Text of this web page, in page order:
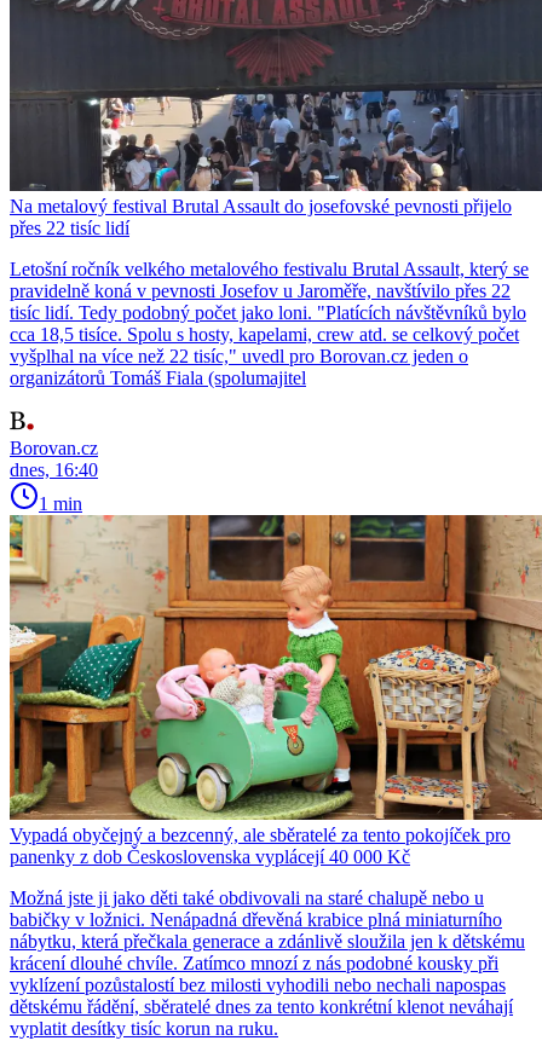
Na metalový festival Brutal Assault do josefovské pevnosti přijelo
přes 22 tisíc lidí
Letošní ročník velkého metalového festivalu Brutal Assault, který se
pravidelně koná v pevnosti Josefov u Jaroměře, navštívilo přes 22
tisíc lidí. Tedy podobný počet jako loni. "Platících návštěvníků bylo
cca 18,5 tisíce. Spolu s hosty, kapelami, crew atd. se celkový počet
vyšplhal na více než 22 tisíc," uvedl pro Borovan.cz jeden o
organizátorů Tomáš Fiala (spolumajitel
Borovan.cz
dnes, 16:40
1 min
Vypadá obyčejný a bezcenný, ale sběratelé za tento pokojíček pro
panenky z dob Československa vyplácejí 40 000 Kč
Možná jste ji jako děti také obdivovali na staré chalupě nebo u
babičky v ložnici. Nenápadná dřevěná krabice plná miniaturního
nábytku, která přečkala generace a zdánlivě sloužila jen k dětskému
krácení dlouhé chvíle. Zatímco mnozí z nás podobné kousky při
vyklízení pozůstalostí bez milosti vyhodili nebo nechali napospas
dětskému řádění, sběratelé dnes za tento konkrétní klenot neváhají
vyplatit desítky tisíc korun na ruku.